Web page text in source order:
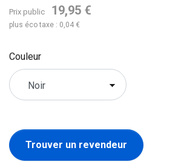
Prix public 19,95 €
plus éco taxe : 0,04 €
Couleur
Trouver un revendeur